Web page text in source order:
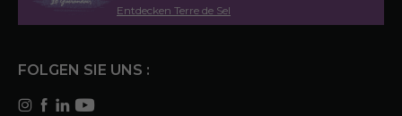
Entdecken Terre de Sel
FOLGEN SIE UNS :